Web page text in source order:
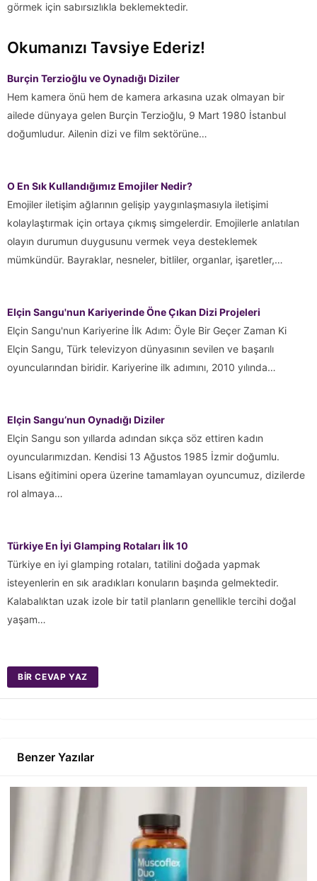
görmek için sabırsızlıkla beklemektedir.
Okumanızı Tavsiye Ederiz!
Burçin Terzioğlu ve Oynadığı Diziler
Hem kamera önü hem de kamera arkasına uzak olmayan bir
ailede dünyaya gelen Burçin Terzioğlu, 9 Mart 1980 İstanbul
doğumludur. Ailenin dizi ve film sektörüne…
O En Sık Kullandığımız Emojiler Nedir?
Emojiler iletişim ağlarının gelişip yaygınlaşmasıyla iletişimi
kolaylaştırmak için ortaya çıkmış simgelerdir. Emojilerle anlatılan
olayın durumun duygusunu vermek veya desteklemek
mümkündür. Bayraklar, nesneler, bitliler, organlar, işaretler,…
Elçin Sangu'nun Kariyerinde Öne Çıkan Dizi Projeleri
Elçin Sangu'nun Kariyerine İlk Adım: Öyle Bir Geçer Zaman Ki
Elçin Sangu, Türk televizyon dünyasının sevilen ve başarılı
oyuncularından biridir. Kariyerine ilk adımını, 2010 yılında…
Elçin Sangu’nun Oynadığı Diziler
Elçin Sangu son yıllarda adından sıkça söz ettiren kadın
oyuncularımızdan. Kendisi 13 Ağustos 1985 İzmir doğumlu.
Lisans eğitimini opera üzerine tamamlayan oyuncumuz, dizilerde
rol almaya…
Türkiye En İyi Glamping Rotaları İlk 10
Türkiye en iyi glamping rotaları, tatilini doğada yapmak
isteyenlerin en sık aradıkları konuların başında gelmektedir.
Kalabalıktan uzak izole bir tatil planların genellikle tercihi doğal
yaşam…
BIR CEVAP YAZ
Benzer Yazılar